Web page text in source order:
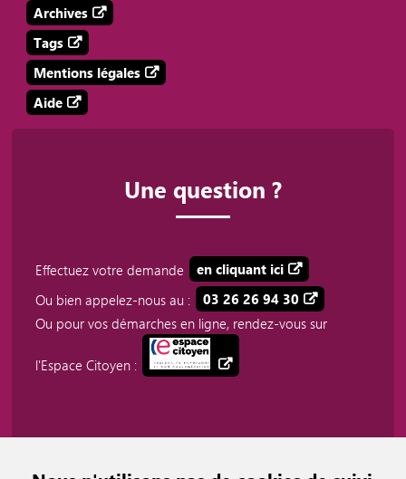
Archives
Tags
Mentions légales
Aide
Une question ?
Effectuez votre demande
en cliquant ici
Ou bien appelez-nous au :
03 26 26 94 30
Ou pour vos démarches en ligne, rendez-vous sur
l'Espace Citoyen :